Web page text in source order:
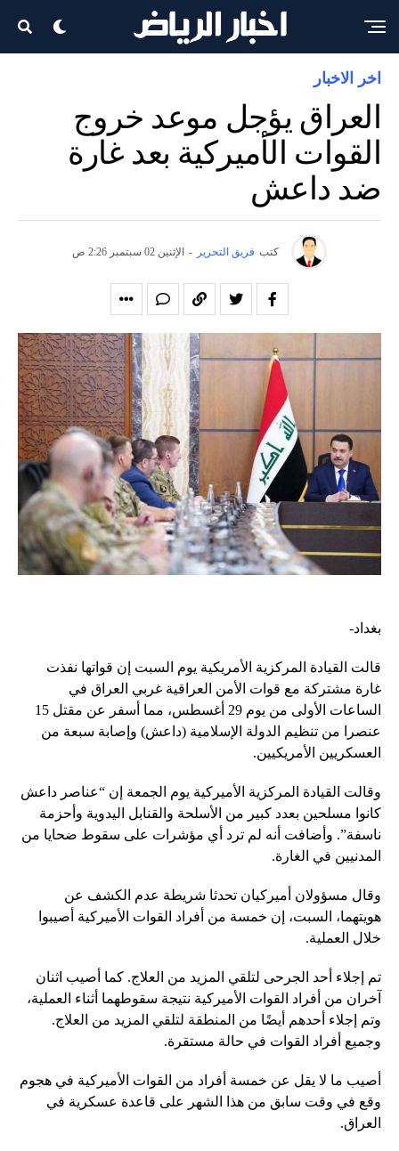
اخر الاخبار
العراق يؤجل موعد خروج
القوات الأميركية بعد غارة
ضد داعش
كتب فريق التحرير - الإثنين 02 سبتمبر 2:26 ص
بغداد-
قالت القيادة المركزية الأمريكية يوم السبت إن قواتها نفذت
غارة مشتركة مع قوات الأمن العراقية غربي العراق في
الساعات الأولى من يوم 29 أغسطس، مما أسفر عن مقتل 15
عنصرا من تنظيم الدولة الإسلامية (داعش) وإصابة سبعة من
العسكريين الأمريكيين.
وقالت القيادة المركزية الأميركية يوم الجمعة إن “عناصر داعش
كانوا مسلحين بعدد كبير من الأسلحة والقنابل اليدوية وأحزمة
ناسفة”. وأضافت أنه لم ترد أي مؤشرات على سقوط ضحايا من
المدنيين في الغارة.
وقال مسؤولان أميركيان تحدثا شريطة عدم الكشف عن
هويتهما، السبت، إن خمسة من أفراد القوات الأميركية أصيبوا
خلال العملية.
تم إجلاء أحد الجرحى لتلقي المزيد من العلاج. كما أصيب اثنان
آخران من أفراد القوات الأميركية نتيجة سقوطهما أثناء العملية،
وتم إجلاء أحدهم أيضًا من المنطقة لتلقي المزيد من العلاج.
وجميع أفراد القوات في حالة مستقرة.
أصيب ما لا يقل عن خمسة أفراد من القوات الأميركية في هجوم
وقع في وقت سابق من هذا الشهر على قاعدة عسكرية في
العراق.